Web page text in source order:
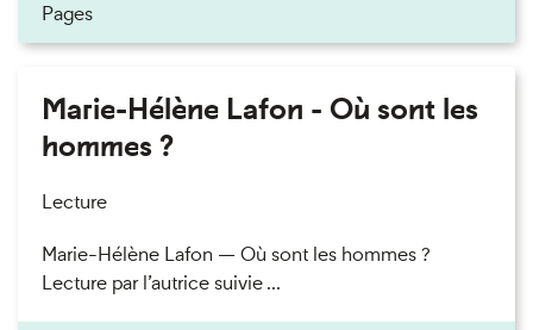
Pages
Marie-Hélène Lafon - Où sont les
hommes ?
Lecture
Marie-Hélène Lafon — Où sont les hommes ?
Lecture par l’autrice suivie ...